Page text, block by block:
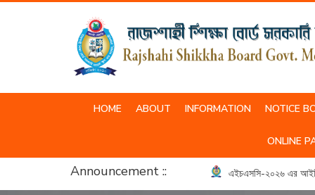
HOME ABOUT INFORMATION NOTICE
ONLINE
Announcement :: এইচএসসি-২০২৬ এর আইসিটি